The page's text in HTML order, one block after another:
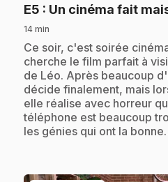
E5 : Un cinéma fait
14 min
.Ce soir, c'est soirée
cherche le film parfait à
de Léo. Après beaucoup
décide finalement, mais
elle réalise avec horreur
téléphone est beaucoup
les génies qui ont la